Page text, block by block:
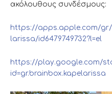
ακόλουθους συνδέσμους:
https://apps.apple.com/
larissa/id6479749732?l=el
https://play.google.com/
id=gr.brainbox.kapelarissa